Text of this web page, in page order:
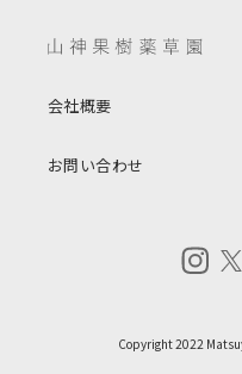
会社概要
お問い合わせ
Copyright 2022